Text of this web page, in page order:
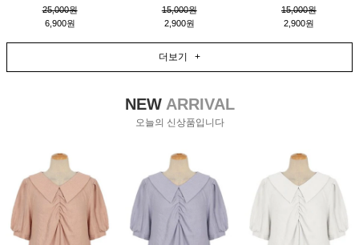
25,000원
6,900원
15,000원
2,900원
15,000원
2,900원
더보기 +
NEWARRIVAL
오늘의 신상품입니다